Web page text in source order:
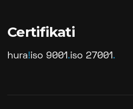
Certifikati
hura!iso 9001 .iso 27001 .